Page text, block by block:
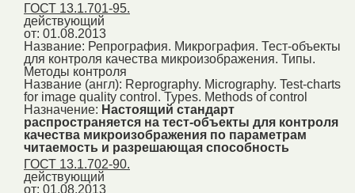
ГОСТ 13.1.701-95.
действующий
от: 01.08.2013
Название: Репрография. Микрография. Тест-объекты
для контроля качества микроизображения. Типы.
Методы контроля
Название (англ): Reprography. Micrography. Test-charts
for image quality control. Types. Methods of control
Назначение: Настоящий стандарт
распространяется на тест-объекты для контроля
качества микроизображения по параметрам
читаемость и разрешающая способность
ГОСТ 13.1.702-90.
действующий
от: 01.08.2013